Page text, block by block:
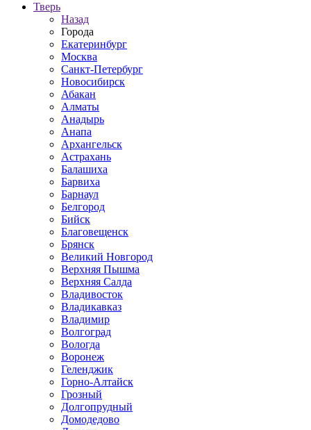
Тверь
Назад
Города
Екатеринбург
Москва
Санкт-Петербург
Новосибирск
Абакан
Алматы
Анадырь
Анапа
Архангельск
Астрахань
Балашиха
Барвиха
Барнаул
Белгород
Бийск
Благовещенск
Брянск
Великий Новгород
Верхняя Пышма
Верхняя Салда
Владивосток
Владикавказ
Владимир
Волгоград
Вологда
Воронеж
Геленджик
Горно-Алтайск
Грозный
Долгопрудный
Домодедово